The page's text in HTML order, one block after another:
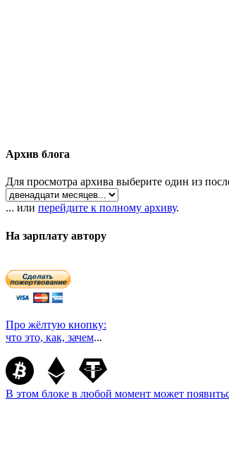
Архив блога
Для просмотра архива выберите один из
... или перейдите к полному архиву.
На зарплату автору
Про жёлтую кнопку:
что это, как, зачем...
В этом блоке в любой момент может